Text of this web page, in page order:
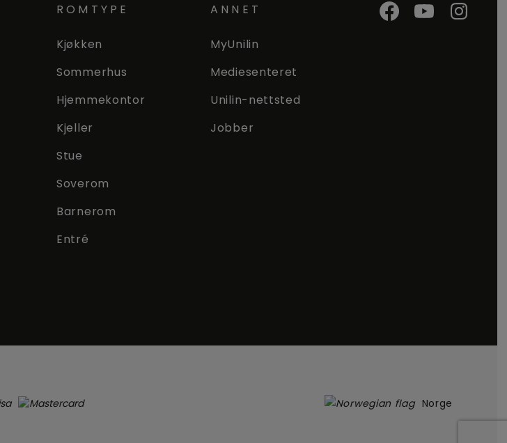
ROMTYPE
Kjøkken
Sommerhus
Hjemmekontor
Kjeller
Stue
Soverom
Barnerom
Entré
ANNET
MyUnilin
Mediesenteret
Unilin-nettsted
Jobber
Norge